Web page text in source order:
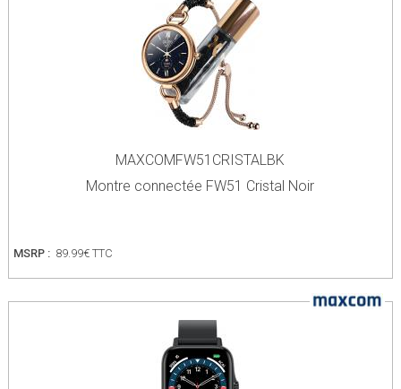
MAXCOMFW51CRISTALBK
Montre connectée FW51 Cristal Noir
MSRP : 89.99€ TTC